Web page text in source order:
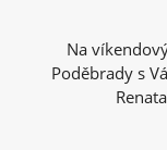
Na
Poděbrady s